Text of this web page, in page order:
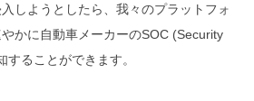
しようとしたら、我々のプラットフォ
かに自動車メーカーのSOC (Security
することができます。